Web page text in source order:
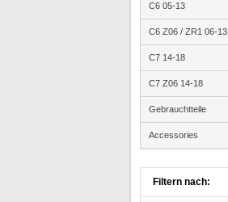
C6 05-13
C6 Z06 / ZR1 06-13
C7 14-18
C7 Z06 14-18
Gebrauchtteile
Accessories
Filtern nach: